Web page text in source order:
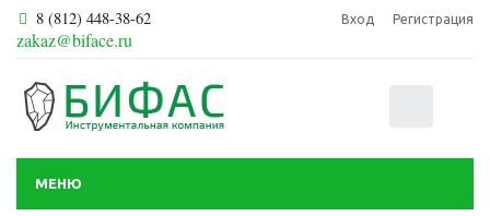
8 (812) 448-38-62
zakaz@biface.ru
Вход Регистрация
МЕНЮ